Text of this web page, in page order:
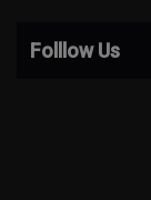
Folllow Us